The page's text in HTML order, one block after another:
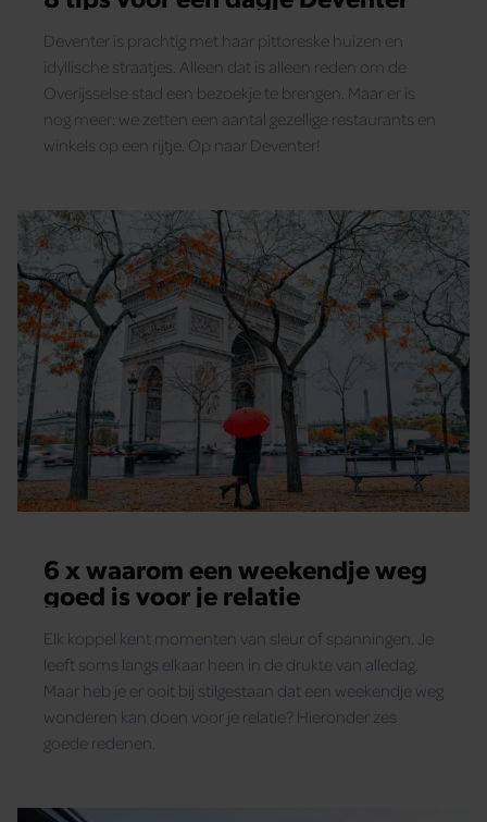
Deventer is prachtig met haar pittoreske huizen en
idyllische straatjes. Alleen dat is alleen reden om de
Overijsselse stad een bezoekje te brengen. Maar er is
nog meer: we zetten een aantal gezellige restaurants en
winkels op een rijtje. Op naar Deventer!
6 x waarom een weekendje weg
goed is voor je relatie
Elk koppel kent momenten van sleur of spanningen. Je
leeft soms langs elkaar heen in de drukte van alledag.
Maar heb je er ooit bij stilgestaan dat een weekendje weg
wonderen kan doen voor je relatie? Hieronder zes
goede redenen.